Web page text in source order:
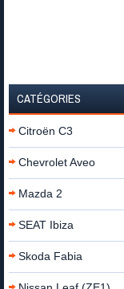
CATÉGORIES
Citroën C3
Chevrolet Aveo
Mazda 2
SEAT Ibiza
Skoda Fabia